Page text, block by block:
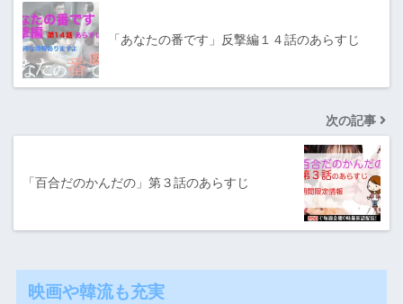
「あなたの番です」反撃編１４話のあらすじ
次の記事
「百合だのかんだの」第３話のあらすじ
映画や韓流も充実